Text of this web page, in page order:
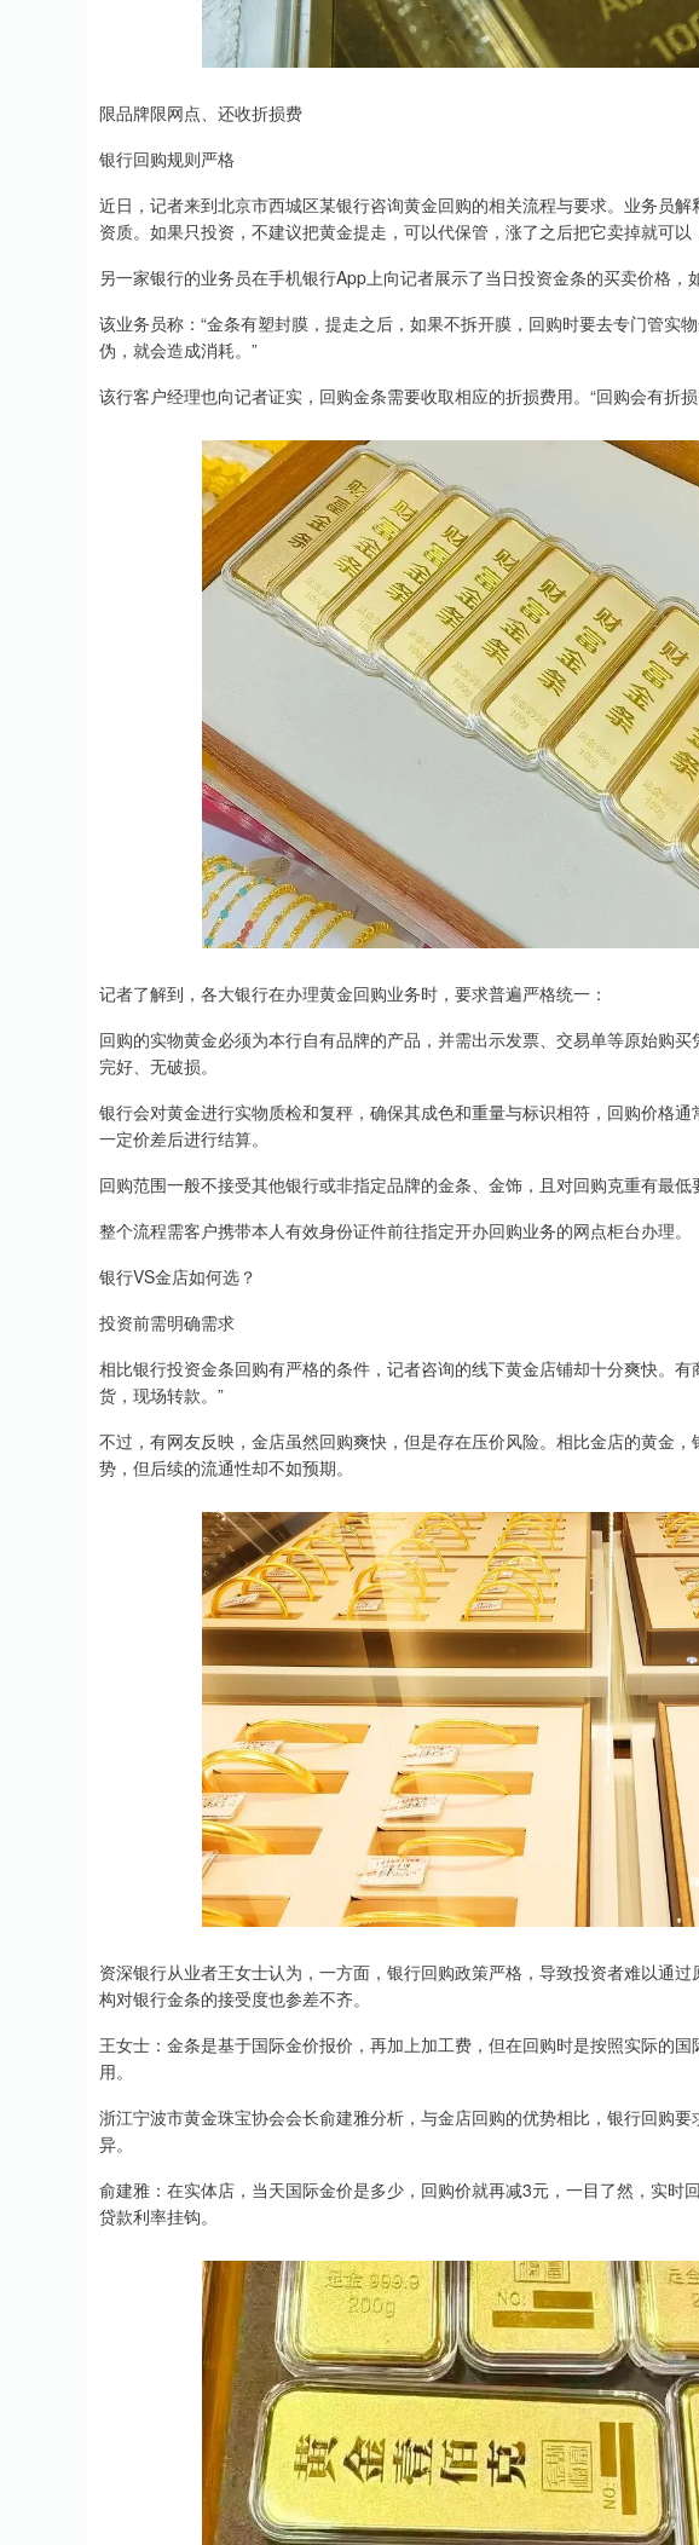
限品牌限网点、还收折损费
银行回购规则严格
近日，记者来到北京市西城区某银行咨询黄金回购的相关流程与要求。业务员
资质。如果只投资，不建议把黄金提走，可以代保管，涨了之后把它卖掉就可以
另一家银行的业务员在手机银行App上向记者展示了当日投资金条的买卖价格，
该业务员称：“金条有塑封膜，提走之后，如果不拆开膜，回购时要去专门管实
伪，就会造成消耗。”
该行客户经理也向记者证实，回购金条需要收取相应的折损费用。“回购会有折
记者了解到，各大银行在办理黄金回购业务时，要求普遍严格统一：
回购的实物黄金必须为本行自有品牌的产品，并需出示发票、交易单等原始购
完好、无破损。
银行会对黄金进行实物质检和复秤，确保其成色和重量与标识相符，回购价格
一定价差后进行结算。
回购范围一般不接受其他银行或非指定品牌的金条、金饰，且对回购克重有最低
整个流程需客户携带本人有效身份证件前往指定开办回购业务的网点柜台办理。
银行VS金店如何选？
投资前需明确需求
相比银行投资金条回购有严格的条件，记者咨询的线下黄金店铺却十分爽快。
货，现场转款。”
不过，有网友反映，金店虽然回购爽快，但是存在压价风险。相比金店的黄金
势，但后续的流通性却不如预期。
资深银行从业者王女士认为，一方面，银行回购政策严格，导致投资者难以通
构对银行金条的接受度也参差不齐。
王女士：金条是基于国际金价报价，再加上加工费，但在回购时是按照实际的
用。
浙江宁波市黄金珠宝协会会长俞建雅分析，与金店回购的优势相比，银行回购
异。
俞建雅：在实体店，当天国际金价是多少，回购价就再减3元，一目了然，实时
贷款利率挂钩。